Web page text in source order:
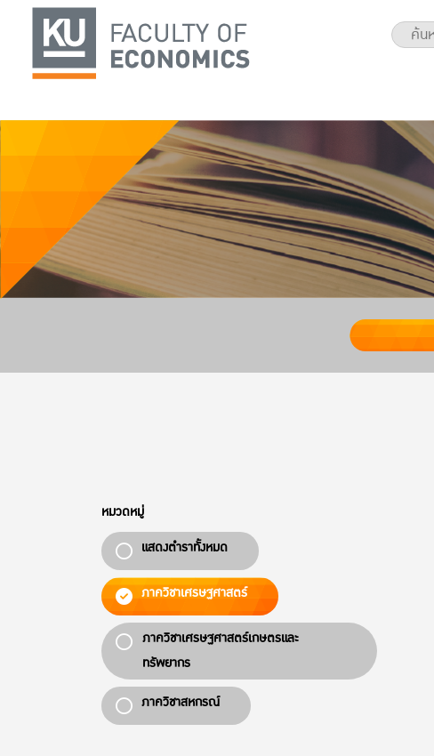
หมวดหมู่
แสดงตำราทั้งหมด
ภาควิชาเศรษฐศาสตร์
ภาควิชาเศรษฐศาสตร์เกษตรและ
ทรัพยากร
ภาควิชาสหกรณ์